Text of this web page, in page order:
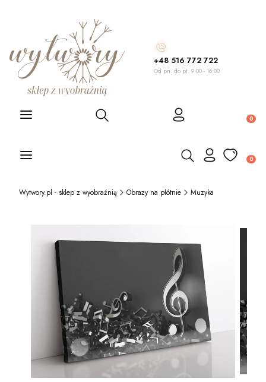
+48 516 772 722
Od pn. do pt. 9:00 - 16:00
Otwórz wyszukiwarkę
Otwórz wyszukiwarkę
Wytwory.pl - sklep z wyobraźnią Obrazy na płótnie Muzyka